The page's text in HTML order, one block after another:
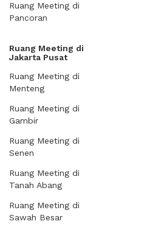
Ruang Meeting di
Pancoran
Ruang Meeting di
Jakarta Pusat
Ruang Meeting di
Menteng
Ruang Meeting di
Gambir
Ruang Meeting di
Senen
Ruang Meeting di
Tanah Abang
Ruang Meeting di
Sawah Besar